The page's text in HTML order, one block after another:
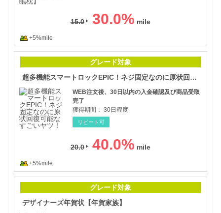
15.0 30.0%
+5%mile
グレード対象
超多機能スマートロックEPIC！ネジ固定なのに原状回復可能なすごいヤツ！
WEB注文後、30日以内の入金確認及び商品受取
完了
獲得期間： 30日程度
リピート可
20.0 40.0%
+5%mile
グレード対象
デザイナーズ年賀状【年賀家族】